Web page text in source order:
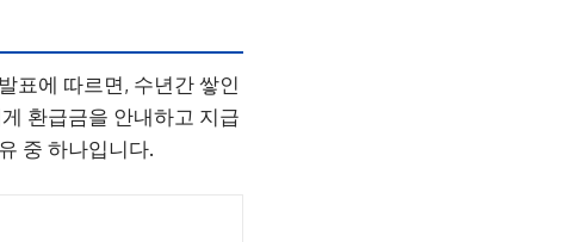
표에 따르면, 수년간 쌓인
환급금을 안내하고 지급
중 하나입니다.